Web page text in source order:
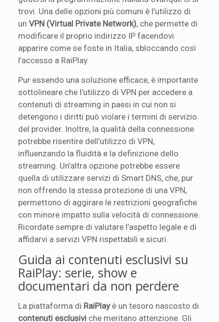
trovi. Una delle opzioni più comuni è l’utilizzo di
unVPN (Virtual Private Network), che permette di
modificare il proprio indirizzo IP facendovi
apparire come se foste in Italia, sbloccando così
l’accesso a RaiPlay.
Pur essendo una soluzione efficace, è importante
sottolineare che l’utilizzo di VPN per accedere a
contenuti di streaming in paesi in cui non si
detengono i diritti può violare i termini di servizio
del provider. Inoltre, la qualità della connessione
potrebbe risentire dell’utilizzo di VPN,
influenzando la fluidità e la definizione dello
streaming. Un’altra opzione potrebbe essere
quella di utilizzare servizi di Smart DNS, che, pur
non offrendo la stessa protezione di una VPN,
permettono di aggirare le restrizioni geografiche
con minore impatto sulla velocità di connessione.
Ricordate sempre di valutare l’aspetto legale e di
affidarvi a servizi VPN rispettabili e sicuri.
Guida ai contenuti esclusivi su
RaiPlay: serie, show e
documentari da non perdere
La piattaforma di RaiPlayè un tesoro nascosto di
contenuti esclusivi che meritano attenzione. Gli